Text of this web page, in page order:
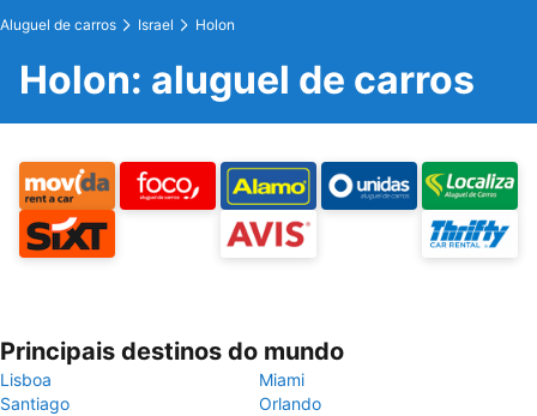
Aluguel de carros Israel Holon
Holon: aluguel de carros
Principais destinos do mundo
Lisboa
Miami
Santiago
Orlando